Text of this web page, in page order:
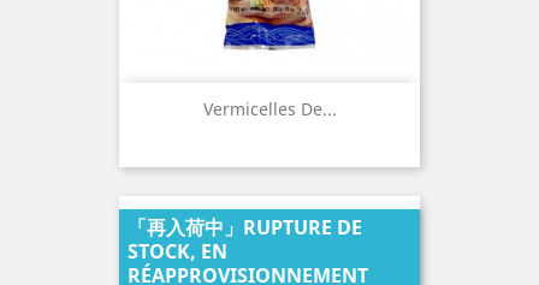
Vermicelles De...
「再入荷中」RUPTURE DE
STOCK, EN
RÉAPPROVISIONNEMENT